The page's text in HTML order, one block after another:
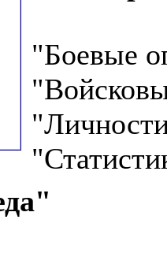
"Боевые